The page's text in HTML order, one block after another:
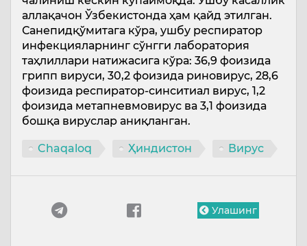
аллақачон Ўзбекистонда ҳам қайд этилган.
Санепидқўмитага кўра, ушбу респиратор
инфекцияларнинг сўнгги лаборатория
таҳлиллари натижасига кўра: 36,9 фоизида
грипп вируси, 30,2 фоизида риновирус, 28,6
фоизида респиратор-синситиал вирус, 1,2
фоизида метапневмовирус ва 3,1 фоизида
бошқа вируслар аниқланган.
Chaqaloq Ҳиндистон Вирус
Улашинг